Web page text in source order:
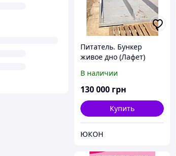
Питатель. Бункер
живое дно (Лафет)
В наличии
130 000 грн
Купить
ЮКОН